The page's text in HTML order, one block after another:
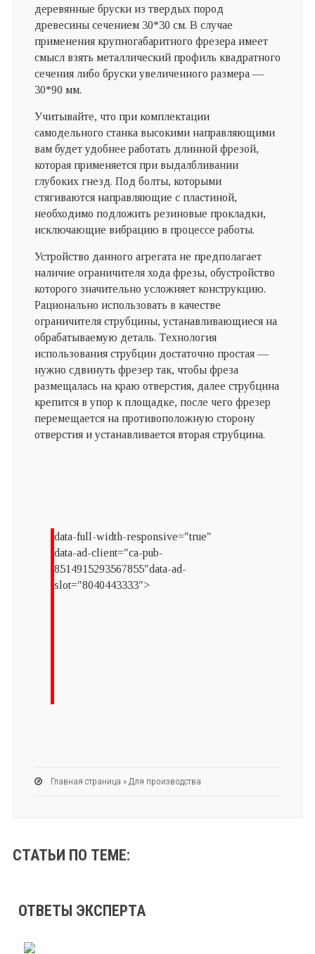
деревянные бруски из твердых пород
древесины сечением 30*30 см. В случае
применения крупногабаритного фрезера имеет
смысл взять металлический профиль квадратного
сечения либо бруски увеличенного размера —
30*90 мм.
Учитывайте, что при комплектации
самодельного станка высокими направляющими
вам будет удобнее работать длинной фрезой,
которая применяется при выдалбливании
глубоких гнезд. Под болты, которыми
стягиваются направляющие с пластиной,
необходимо подложить резиновые прокладки,
исключающие вибрацию в процессе работы.
Устройство данного агрегата не предполагает
наличие ограничителя хода фрезы, обустройство
которого значительно усложняет конструкцию.
Рационально использовать в качестве
ограничителя струбцины, устанавливающиеся на
обрабатываемую деталь. Технология
использования струбцин достаточно простая —
нужно сдвинуть фрезер так, чтобы фреза
размещалась на краю отверстия, далее струбцина
крепится в упор к площадке, после чего фрезер
перемещается на противоположную сторону
отверстия и устанавливается вторая струбцина.
data-full-width-responsive="true"
data-ad-client="ca-pub-
8514915293567855"data-ad-
slot="8040443333">
Главная страница » Для производства
СТАТЬИ ПО ТЕМЕ:
ОТВЕТЫ ЭКСПЕРТА